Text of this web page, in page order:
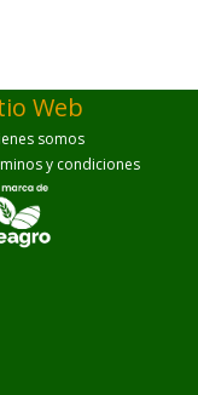
Web
somos
y condiciones